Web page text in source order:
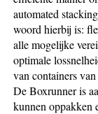
automated
woord hierbij is:
alle mogelijke
optimale
van containers
De Boxrunner is
kunnen oppakken